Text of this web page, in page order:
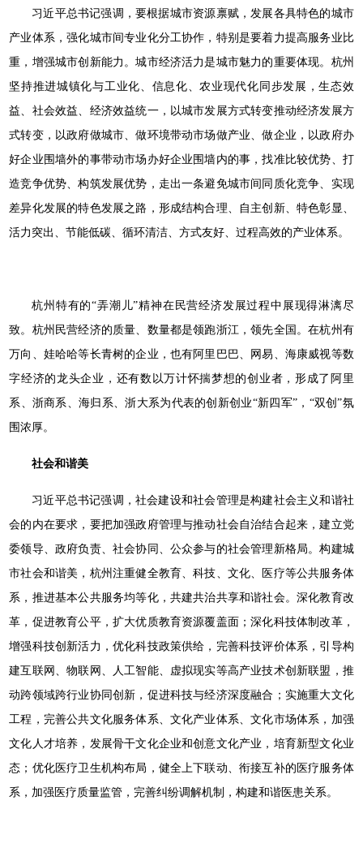
习近平总书记强调，要根据城市资源禀赋，发展各具特色的城市
产业体系，强化城市间专业化分工协作，特别是要着力提高服务业比
重，增强城市创新能力。城市经济活力是城市魅力的重要体现。杭州
坚持推进城镇化与工业化、信息化、农业现代化同步发展，生态效
益、社会效益、经济效益统一，以城市发展方式转变推动经济发展方
式转变，以政府做城市、做环境带动市场做产业、做企业，以政府办
好企业围墙外的事带动市场办好企业围墙内的事，找准比较优势、打
造竞争优势、构筑发展优势，走出一条避免城市间同质化竞争、实现
差异化发展的特色发展之路，形成结构合理、自主创新、特色彰显、
活力突出、节能低碳、循环清洁、方式友好、过程高效的产业体系。
杭州特有的“弄潮儿”精神在民营经济发展过程中展现得淋漓尽
致。杭州民营经济的质量、数量都是领跑浙江，领先全国。在杭州有
万向、娃哈哈等长青树的企业，也有阿里巴巴、网易、海康威视等数
字经济的龙头企业，还有数以万计怀揣梦想的创业者，形成了阿里
系、浙商系、海归系、浙大系为代表的创新创业“新四军”，“双创”氛
围浓厚。
社会和谐美
习近平总书记强调，社会建设和社会管理是构建社会主义和谐社
会的内在要求，要把加强政府管理与推动社会自治结合起来，建立党
委领导、政府负责、社会协同、公众参与的社会管理新格局。构建城
市社会和谐美，杭州注重健全教育、科技、文化、医疗等公共服务体
系，推进基本公共服务均等化，共建共治共享和谐社会。深化教育改
革，促进教育公平，扩大优质教育资源覆盖面；深化科技体制改革，
增强科技创新活力，优化科技政策供给，完善科技评价体系，引导构
建互联网、物联网、人工智能、虚拟现实等高产业技术创新联盟，推
动跨领域跨行业协同创新，促进科技与经济深度融合；实施重大文化
工程，完善公共文化服务体系、文化产业体系、文化市场体系，加强
文化人才培养，发展骨干文化企业和创意文化产业，培育新型文化业
态；优化医疗卫生机构布局，健全上下联动、衔接互补的医疗服务体
系，加强医疗质量监管，完善纠纷调解机制，构建和谐医患关系。